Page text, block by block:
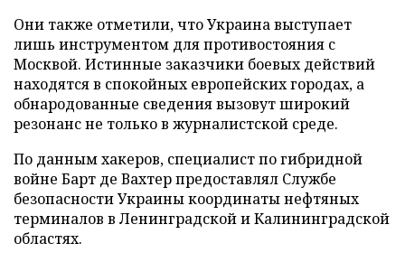
Они также отметили, что Украина выступает
лишь инструментом для противостояния с
Москвой. Истинные заказчики боевых действий
находятся в спокойных европейских городах, а
обнародованные сведения вызовут широкий
резонанс не только в журналистской среде.
По данным хакеров, специалист по гибридной
войне Барт де Вахтер предоставлял Службе
безопасности Украины координаты нефтяных
терминалов в Ленинградской и Калининградской
областях.